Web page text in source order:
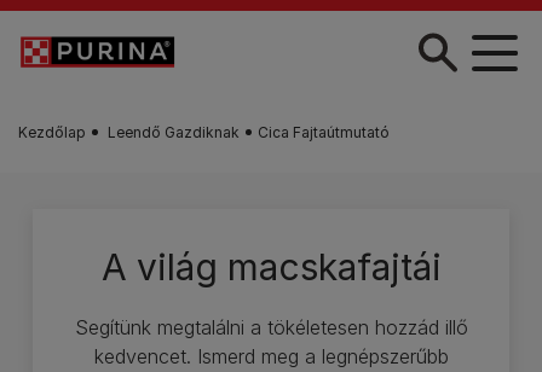
Skip to main content
Kezdőlap Leendő Gazdiknak Cica Fajtaútmutató
A világ macskafajtái
Segítünk megtalálni a tökéletesen hozzád illő
kedvencet. Ismerd meg a legnépszerűbb